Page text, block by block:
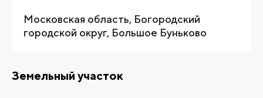
Московская область, Богородский
городской округ, Большое Буньково
Земельный участок